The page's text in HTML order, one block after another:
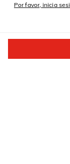
Por favor, inicia
Cargando